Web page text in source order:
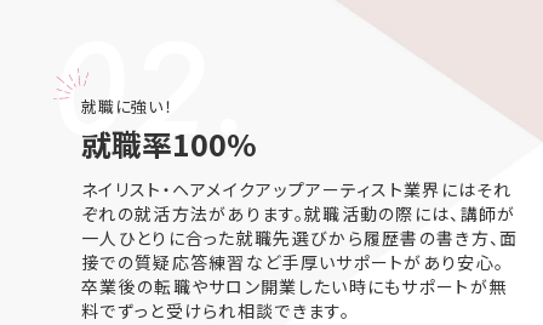
02.
就職に強い！
就職率100%
ネイリスト・ヘアメイクアップアーティスト業界にはそれ
ぞれの就活方法があります。就職活動の際には、講師が
一人ひとりに合った就職先選びから履歴書の書き方、面
接での質疑応答練習など手厚いサポートがあり安心。
卒業後の転職やサロン開業したい時にもサポートが無
料でずっと受けられ相談できます。